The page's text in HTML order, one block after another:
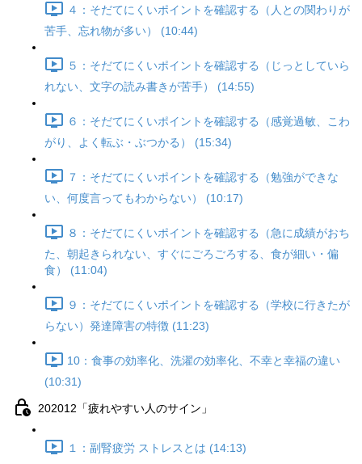
４：そだてにくいポイントを確認する（人との関わりが
苦手、忘れ物が多い） (10:44)
５：そだてにくいポイントを確認する（じっとしていら
れない、文字の読み書きが苦手） (14:55)
６：そだてにくいポイントを確認する（感覚過敏、こわ
がり、よく転ぶ・ぶつかる） (15:34)
７：そだてにくいポイントを確認する（勉強ができな
い、何度言ってもわからない） (10:17)
８：そだてにくいポイントを確認する（急に成績がおち
た、朝起きられない、すぐにごろごろする、食が細い・偏
食） (11:04)
９：そだてにくいポイントを確認する（学校に行きたが
らない）発達障害の特徴 (11:23)
10：食事の効率化、洗濯の効率化、不幸と幸福の違い
(10:31)
202012「疲れやすい人のサイン」
１：副腎疲労 ストレスとは (14:13)